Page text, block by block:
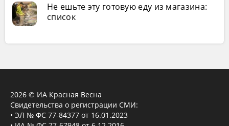
Не ешьте эту готовую еду из магазина:
список
2026 © ИА Красная Весна
Свидетельства о регистрации СМИ:
• ЭЛ № ФС 77-84377 от 16.01.2023